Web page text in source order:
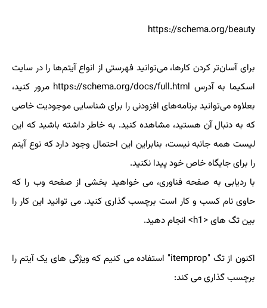
https://schema.org/beauty
برای آسان‌تر کردن کارها، می‌توانید فهرستی از انواع آیتم‌ها را در سایت
اسکیما به آدرس https://schema.org/docs/full.html مرور کنید،
بعلاوه می‌توانید برنامه‌های افزودنی را برای شناسایی موجودیت خاصی
که به دنبال آن هستید، مشاهده کنید. به خاطر داشته باشید که این
لیست همه جانبه نیست، بنابراین این احتمال وجود دارد که نوع آیتم
را برای جایگاه خاص خود پیدا نکنید.
با ردیابی به صفحه فناوری، می خواهید بخشی از صفحه وب را که
حاوی نام کسب و کار است برچسب گذاری کنید. می توانید این کار را
بین تگ های <h1> انجام دهید.
اکنون از تگ "itemprop" استفاده می کنیم که ویژگی های یک آیتم را
برچسب گذاری می کند: